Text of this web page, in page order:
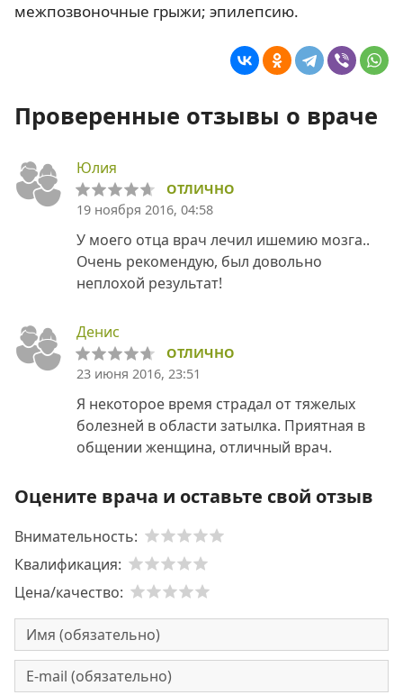
межпозвоночные грыжи; эпилепсию.
Проверенные отзывы о враче
Юлия
ОТЛИЧНО
19 ноября 2016, 04:58
У моего отца врач лечил ишемию мозга..
Очень рекомендую, был довольно
неплохой результат!
Денис
ОТЛИЧНО
23 июня 2016, 23:51
Я некоторое время страдал от тяжелых
болезней в области затылка. Приятная в
общении женщина, отличный врач.
Оцените врача и оставьте свой отзыв
Внимательность:
Квалификация:
Цена/качество: